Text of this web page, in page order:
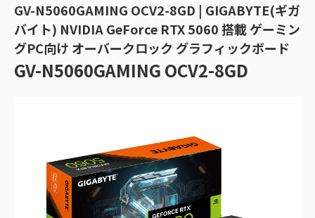
GV-N5060GAMING OCV2-8GD | GIGABYTE(ギガ
バイト) NVIDIA GeForce RTX 5060 搭載 ゲーミン
グPC向け オーバークロック グラフィックボード
GV-N5060GAMING OCV2-8GD